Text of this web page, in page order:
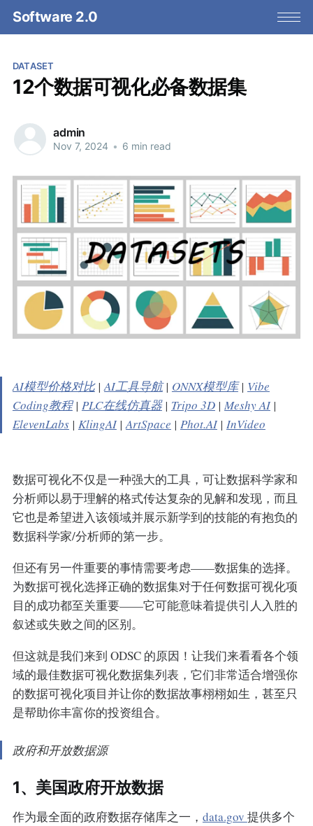
Software 2.0
DATASET
12个数据可视化必备数据集
admin
Nov 7, 2024 • 6 min read
AI模型价格对比|AI工具导航| ONNX模型库| Vibe
Coding教程| PLC在线仿真器| Tripo 3D| Meshy AI|
ElevenLabs| KlingAI|ArtSpace | Phot.AI| InVideo
数据可视化不仅是一种强大的工具，可让数据科学家和
分析师以易于理解的格式传达复杂的见解和发现，而且
它也是希望进入该领域并展示新学到的技能的有抱负的
数据科学家/分析师的第一步。
但还有另一件重要的事情需要考虑——数据集的选择。
为数据可视化选择正确的数据集对于任何数据可视化项
目的成功都至关重要——它可能意味着提供引人入胜的
叙述或失败之间的区别。
但这就是我们来到 ODSC 的原因！让我们来看看各个领
域的最佳数据可视化数据集列表，它们非常适合增强你
的数据可视化项目并让你的数据故事栩栩如生，甚至只
是帮助你丰富你的投资组合。
政府和开放数据源
1、美国政府开放数据
作为最全面的政府数据存储库之一， data.gov 提供多个